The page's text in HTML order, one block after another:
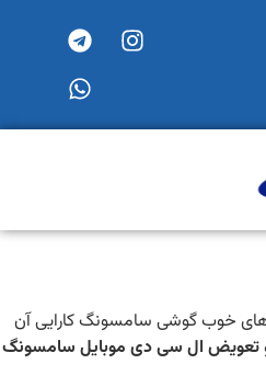
های خوب گوشی سامسونگ کارایی آن
تعویض ال سی دی موبایل سامسونگ